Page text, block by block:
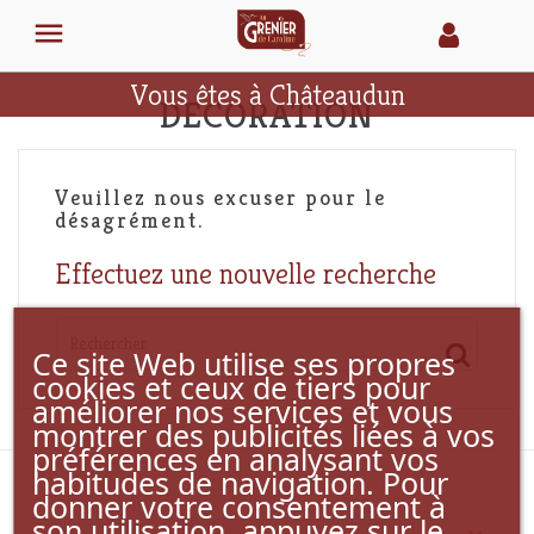

Ce site Web utilise ses propres
cookies et ceux de tiers pour
améliorer nos services et vous
montrer des publicités liées à vos
préférences en analysant vos
habitudes de navigation. Pour
donner votre consentement à
Vous êtes à Châteaudun
DECORATION
Veuillez nous excuser pour le
désagrément.
Effectuez une nouvelle recherche